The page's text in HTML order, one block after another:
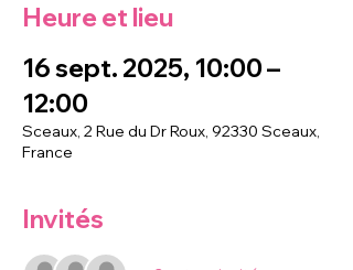
Heure et lieu
16 sept. 2025, 10:00 –
12:00
Sceaux, 2 Rue du Dr Roux, 92330 Sceaux,
France
Invités